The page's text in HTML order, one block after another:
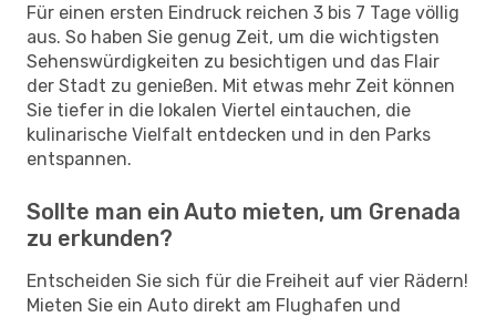
Für einen ersten Eindruck reichen 3 bis 7 Tage völlig
aus. So haben Sie genug Zeit, um die wichtigsten
Sehenswürdigkeiten zu besichtigen und das Flair
der Stadt zu genießen. Mit etwas mehr Zeit können
Sie tiefer in die lokalen Viertel eintauchen, die
kulinarische Vielfalt entdecken und in den Parks
entspannen.
Sollte man ein Auto mieten, um Grenada
zu erkunden?
Entscheiden Sie sich für die Freiheit auf vier Rädern!
Mieten Sie ein Auto direkt am Flughafen und